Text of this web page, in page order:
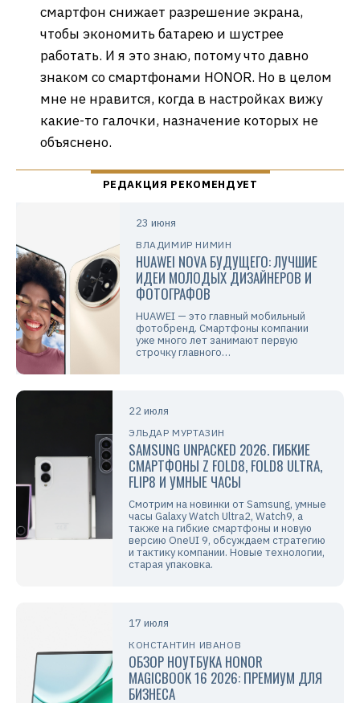
смартфон снижает разрешение экрана,
чтобы экономить батарею и шустрее
работать. И я это знаю, потому что давно
знаком со смартфонами HONOR. Но в целом
мне не нравится, когда в настройках вижу
какие-то галочки, назначение которых не
объяснено.
23 июня
ВЛАДИМИР НИМИН
HUAWEI NOVA БУДУЩЕГО: ЛУЧШИЕ
ИДЕИ МОЛОДЫХ ДИЗАЙНЕРОВ И
ФОТОГРАФОВ
HUAWEI — это главный мобильный
фотобренд. Смартфоны компании
уже много лет занимают первую
строчку главного…
22 июля
ЭЛЬДАР МУРТАЗИН
SAMSUNG UNPACKED 2026. ГИБКИЕ
СМАРТФОНЫ Z FOLD8, FOLD8 ULTRA,
FLIP8 И УМНЫЕ ЧАСЫ
Смотрим на новинки от Samsung, умные
часы Galaxy Watch Ultra2, Watch9, а
также на гибкие смартфоны и новую
версию OneUI 9, обсуждаем стратегию
и тактику компании. Новые технологии,
старая упаковка.
17 июля
КОНСТАНТИН ИВАНОВ
ОБЗОР НОУТБУКА HONOR
MAGICBOOK 16 2026: ПРЕМИУМ ДЛЯ
БИЗНЕСА